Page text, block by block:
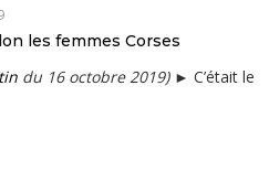
les femmes Corses
du 16 octobre 2019)► C’était le